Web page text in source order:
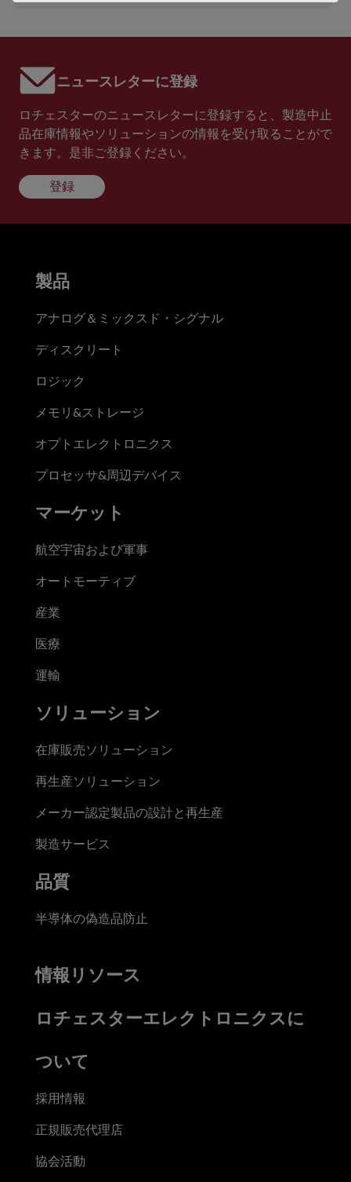
ニュースレターに登録
ロチェスターのニュースレターに登録すると、製造中止
品在庫情報やソリューションの情報を受け取ることがで
きます。是非ご登録ください。
登録
製品
アナログ＆ミックスド・シグナル
ディスクリート
ロジック
メモリ&ストレージ
オプトエレクトロニクス
プロセッサ&周辺デバイス
マーケット
航空宇宙および軍事
オートモーティブ
産業
医療
運輸
ソリューション
在庫販売ソリューション
再生産ソリューション
メーカー認定製品の設計と再生産
製造サービス
品質
半導体の偽造品防止
情報リソース
ロチェスターエレクトロニクスに
ついて
採用情報
正規販売代理店
協会活動